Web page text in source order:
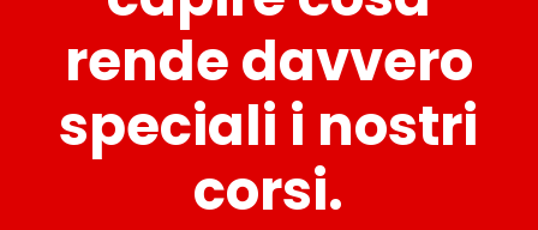
rende davvero
speciali i nostri
corsi.